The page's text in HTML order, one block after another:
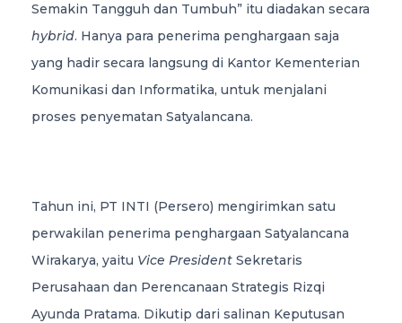
Semakin Tangguh dan Tumbuh” itu diadakan secara
hybrid. Hanya para penerima penghargaan saja
yang hadir secara langsung di Kantor Kementerian
Komunikasi dan Informatika, untuk menjalani
proses penyematan Satyalancana.
Tahun ini, PT INTI (Persero) mengirimkan satu
perwakilan penerima penghargaan Satyalancana
Wirakarya, yaitu Vice President Sekretaris
Perusahaan dan Perencanaan Strategis Rizqi
Ayunda Pratama. Dikutip dari salinan Keputusan